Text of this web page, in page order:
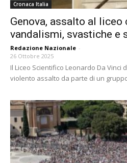
Cronaca Italia
Genova, assalto al liceo
vandalismi, svastiche e
Redazione Nazionale -
26 Ottobre 2025
Il Liceo Scientifico Leonardo Da Vinci
violento assalto da parte di un